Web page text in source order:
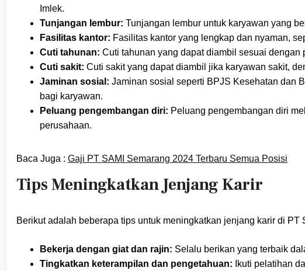
Imlek.
Tunjangan lembur: Tunjangan lembur untuk karyawan yang
Fasilitas kantor: Fasilitas kantor yang lengkap dan nyaman,
Cuti tahunan: Cuti tahunan yang dapat diambil sesuai dengan
Cuti sakit: Cuti sakit yang dapat diambil jika karyawan sakit,
Jaminan sosial: Jaminan sosial seperti BPJS Kesehatan dan
bagi karyawan.
Peluang pengembangan diri: Peluang pengembangan diri
perusahaan.
Baca Juga : Gaji PT SAMI Semarang 2024 Terbaru Semua Posisi
Tips Meningkatkan Jenjang Karir
Berikut adalah beberapa tips untuk meningkatkan jenjang karir di PT
Bekerja dengan giat dan rajin: Selalu berikan yang terbaik
Tingkatkan keterampilan dan pengetahuan: Ikuti pelatihan